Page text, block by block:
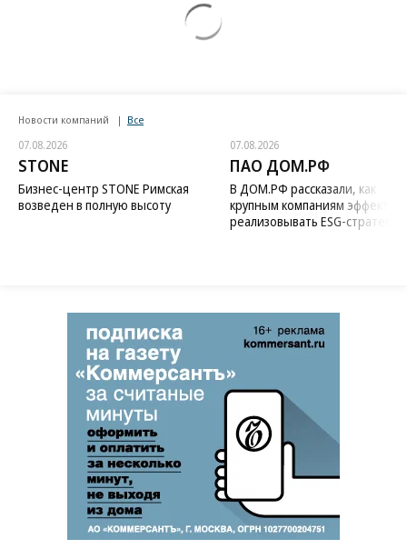
Новости компаний Все
07.08.2026
STONE
Бизнес-центр STONE Римская
возведен в полную высоту
07.08.2026
ПАО ДОМ.РФ
В ДОМ.РФ рассказали, как
крупным компаниям
реализовывать ESG-стратегию